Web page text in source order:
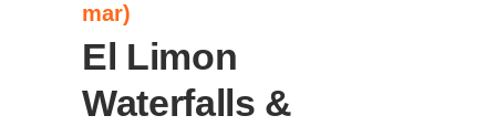
mar)
El Limon
Waterfalls &